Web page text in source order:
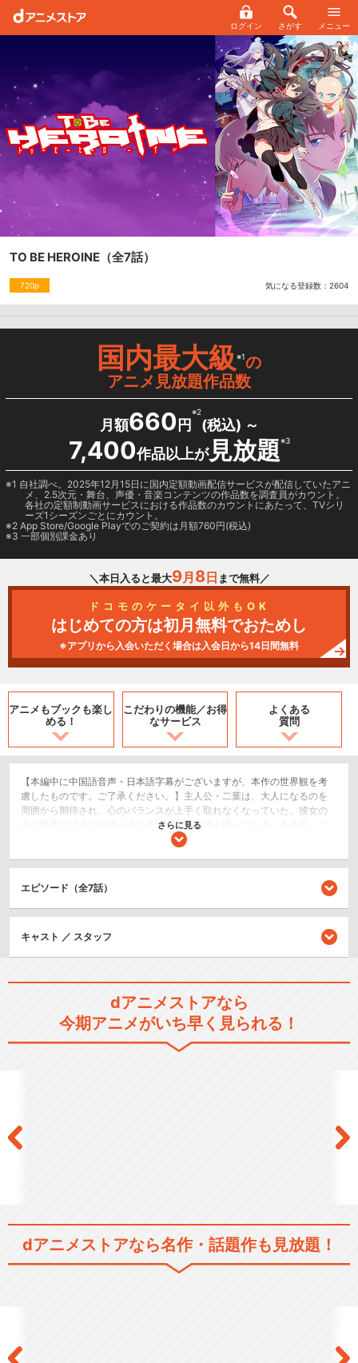
ログイン さがす メニュー
TO BE HEROINE （全7話）
720p 気になる登録数： 2604
国内最大級※1の
アニメ見放題作品数
月額660 円
※2
(税込) ～
7,400作品以上が見放題※3
1 自社調べ。2025年12月15日に国内定額動画配信サービスが配信していたアニ
メ、2.5次元・舞台、声優・音楽コンテンツの作品数を調査員がカウント。
各社の定額制動画サービスにおける作品数のカウントにあたって、TVシリ
ーズ1シーズンごとにカウント。
2 App Store/Google Playでのご契約は月額760円(税込)
3 一部個別課金あり
＼本日入ると最大9月 8日 まで無料／
ドコモのケータイ以外もOK
はじめての方は初月無料でおためし
※アプリから入会いただく場合は入会日から14日間無料
アニメもブックも楽し
める！
こだわりの機能／お得
なサービス
よくある
質問
【本編中に中国語音声・日本語字幕がございますが、本作の世界観を考
慮したものです。ご了承ください。】主人公・二葉は、大人になるのを
周囲から期待され、心のバランスが上手く取れなくなっていた。彼女の
心の根底には今でも幼い頃のままの自分が強く残っている。ある日、二
葉が迷い込んだ異次元世界は、光が失われ、闇が支配する世界。住人達
あり、自らの衣服を服魂（スピクロー）と呼ばれる能力者として召喚
し、戦うことが出来る。この世界では、闇と光の戦いが繰り広げられて
いた・・・。実は、この異次元の精神世界での光と闇の対決は、二葉の
心の中の希望と絶望の対決であった・・・。
SF/ファンタジー
アクション/バトル
シリーズ／関連のアニメ作品
TO BE HERO
さらに見る
エピソード（全7話）
キャスト ／ スタッフ
dアニメストアなら
今期アニメがいち早く見られる！
dアニメストアなら名作・話題作も見放題！